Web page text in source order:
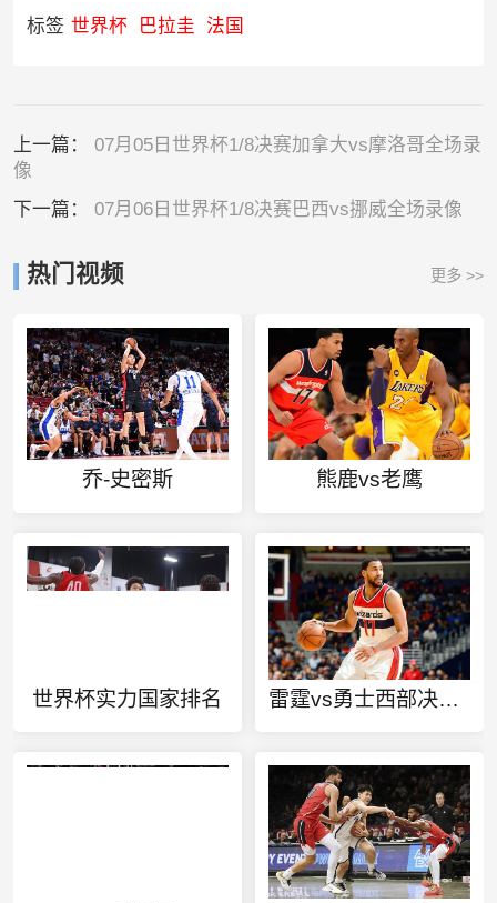
标签 世界杯 巴拉圭 法国
上一篇： 07月05日世界杯1/8决赛加拿大vs摩洛哥全场录
像
下一篇： 07月06日世界杯1/8决赛巴西vs挪威全场录像
热门视频 更多 >>
乔-史密斯 熊鹿vs老鹰
世界杯实力国家排名 雷霆vs勇士西部决赛第六